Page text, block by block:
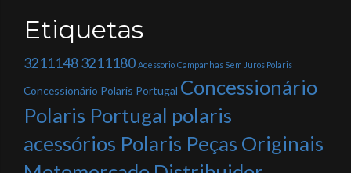
Etiquetas
32111483211180 Acessorio Campanhas Sem Juros Polaris
Concessionário Polaris Portugal Concessionário
Polaris Portugal polaris
acessórios Polaris Peças Originais